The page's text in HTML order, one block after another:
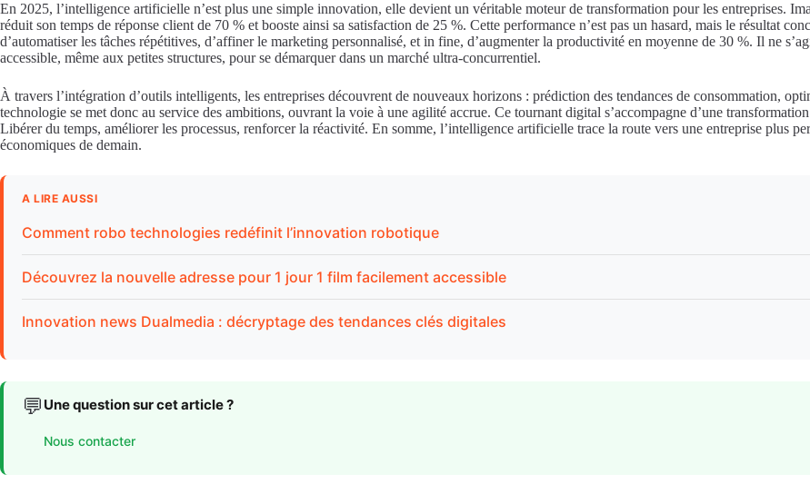
En 2025, l’intelligence artificielle n’est plus une simple innovation, elle devient un véritable moteur de transformation pour les entreprises.
réduit son temps de réponse client de 70 % et booste ainsi sa satisfaction de 25 %. Cette performance n’est pas un hasard, mais le résultat
d’automatiser les tâches répétitives, d’affiner le marketing personnalisé, et in fine, d’augmenter la productivité en moyenne de 30 %. Il ne
accessible, même aux petites structures, pour se démarquer dans un marché ultra-concurrentiel.
À travers l’intégration d’outils intelligents, les entreprises découvrent de nouveaux horizons : prédiction des tendances de consommation,
technologie se met donc au service des ambitions, ouvrant la voie à une agilité accrue. Ce tournant digital s’accompagne d’une
Libérer du temps, améliorer les processus, renforcer la réactivité. En somme, l’intelligence artificielle trace la route vers une entreprise plus
économiques de demain.
A LIRE AUSSI
Comment robo technologies redéfinit l’innovation robotique
Découvrez la nouvelle adresse pour 1 jour 1 film facilement accessible
Innovation news Dualmedia : décryptage des tendances clés digitales
💬 Une question sur cet article ?
Nous contacter